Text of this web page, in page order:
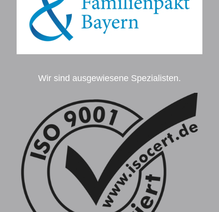
Wir sind ausgewiesene Spezialisten.